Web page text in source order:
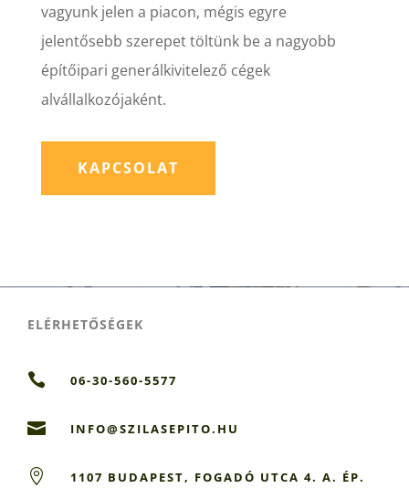
vagyunk jelen a piacon, mégis egyre
jelentősebb szerepet töltünk be a nagyobb
építőipari generálkivitelező cégek
alvállalkozójaként.
KAPCSOLAT
ELÉRHETŐSÉGEK
 06-30-560-5577
 INFO@SZILASEPITO.HU

1107 BUDAPEST, FOGADÓ UTCA 4. A. ÉP.